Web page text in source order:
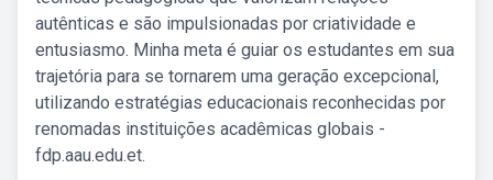
autênticas e são impulsionadas por criatividade e
entusiasmo. Minha meta é guiar os estudantes em sua
trajetória para se tornarem uma geração excepcional,
utilizando estratégias educacionais reconhecidas por
renomadas instituições acadêmicas globais -
fdp.aau.edu.et.